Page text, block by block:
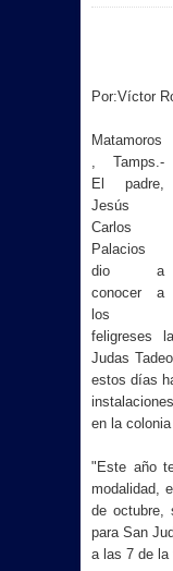
Por:Víctor
Matamoros
, Tamps.-
El padre,
Jesús
Carlos
Palacios
dio a
conocer a
los
feligreses
Judas
estos días
en la
"Este año
modalidad,
de octubre,
para San
a las 7 de la